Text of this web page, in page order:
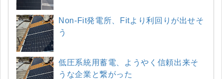
Non-Fit発電所、Fitより利回りが出せそ
う
低圧系統用蓄電、ようやく信頼出来そ
うな企業と繋がった